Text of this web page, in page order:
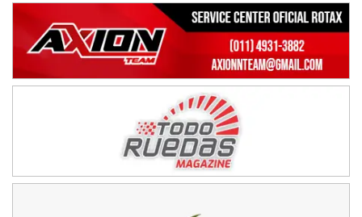
El Cerro (Tierra)
Victoria (Entre Ríos)
PATAGONICO - F6